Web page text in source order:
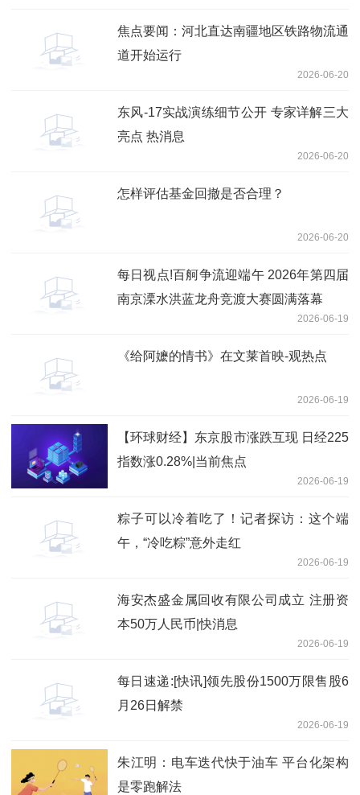
焦点要闻：河北直达南疆地区铁路物流通
道开始运行
2026-06-20
东风-17实战演练细节公开 专家详解三大
亮点 热消息
2026-06-20
怎样评估基金回撤是否合理？
2026-06-20
每日视点!百舸争流迎端午 2026年第四届
南京溧水洪蓝龙舟竞渡大赛圆满落幕
2026-06-19
《给阿嬷的情书》在文莱首映-观热点
2026-06-19
【环球财经】东京股市涨跌互现 日经225
指数涨0.28%|当前焦点
2026-06-19
粽子可以冷着吃了！记者探访：这个端
午，“冷吃粽”意外走红
2026-06-19
海安杰盛金属回收有限公司成立 注册资
本50万人民币|快消息
2026-06-19
每日速递:[快讯]领先股份1500万限售股6
月26日解禁
2026-06-19
朱江明：电车迭代快于油车 平台化架构
是零跑解法